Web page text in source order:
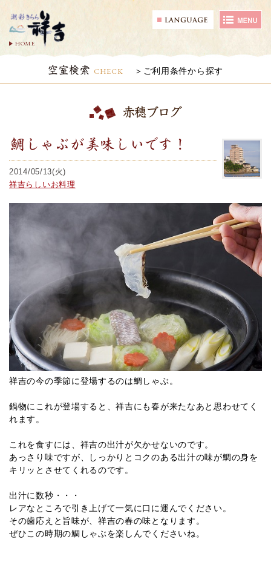
HOME
空室検索 CHECK ご利用条件から探す
赤穂ブログ
鯛しゃぶが美味しいです！
2014/05/13(火)
祥吉らしいお料理
祥吉の今の季節に登場するのは鯛しゃぶ。
鍋物にこれが登場すると、祥吉にも春が来たなあと思わせてく
れます。
これを食すには、祥吉の出汁が欠かせないのです。
あっさり味ですが、しっかりとコクのある出汁の味が鯛の身を
キリッとさせてくれるのです。
出汁に数秒・・・
レアなところで引き上げて一気に口に運んでください。
その歯応えと旨味が、祥吉の春の味となります。
ぜひこの時期の鯛しゃぶを楽しんでくださいね。